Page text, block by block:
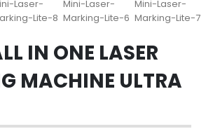
IN ONE LASER
MACHINE ULTRA